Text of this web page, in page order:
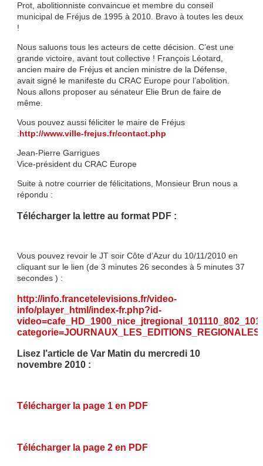
Prot, abolitionniste convaincue et membre du conseil
municipal de Fréjus de 1995 à 2010. Bravo à toutes les deux
!
Nous saluons tous les acteurs de cette décision. C’est une
grande victoire, avant tout collective ! François Léotard,
ancien maire de Fréjus et ancien ministre de la Défense,
avait signé le manifeste du CRAC Europe pour l’abolition.
Nous allons proposer au sénateur Elie Brun de faire de
même.
Vous pouvez aussi féliciter le maire de Fréjus
:http://www.ville-frejus.fr/contact.php
Jean-Pierre Garrigues
Vice-président du CRAC Europe
Suite à notre courrier de félicitations, Monsieur Brun nous a
répondu :
Télécharger la lettre au format PDF :
Vous pouvez revoir le JT soir Côte d’Azur du 10/11/2010 en
cliquant sur le lien (de 3 minutes 26 secondes à 5 minutes 37
secondes ) :
http://info.francetelevisions.fr/video-
info/player_html/index-fr.php?id-
Lisez l’article de Var Matin du mercredi 10
novembre 2010 :
Télécharger la page 1 en PDF
Télécharger la page 2 en PDF